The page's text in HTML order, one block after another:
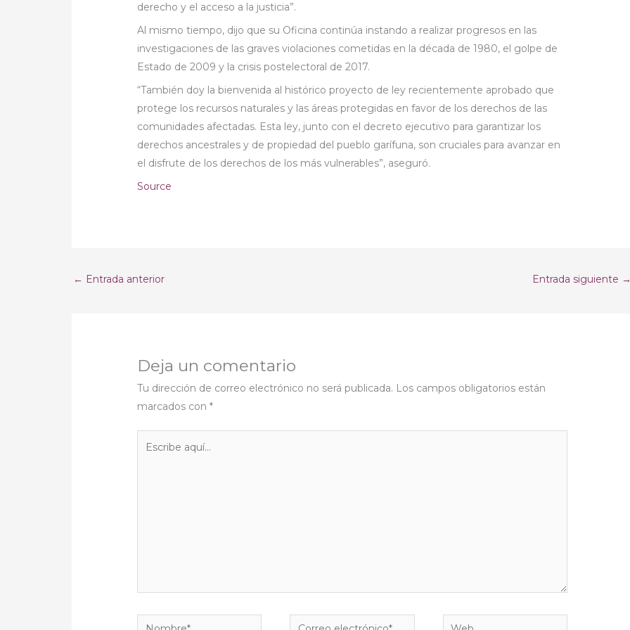
derecho y el acceso a la justicia”.
Al mismo tiempo, dijo que su Oficina continúa instando a realizar progresos en las
investigaciones de las graves violaciones cometidas en la década de 1980, el golpe de
Estado de 2009 y la crisis postelectoral de 2017.
“También doy la bienvenida al histórico proyecto de ley recientemente aprobado que
protege los recursos naturales y las áreas protegidas en favor de los derechos de las
comunidades afectadas. Esta ley, junto con el decreto ejecutivo para garantizar los
derechos ancestrales y de propiedad del pueblo garífuna, son cruciales para avanzar en
el disfrute de los derechos de los más vulnerables”, aseguró.
Source
← Entrada anterior Entrada siguiente
Deja un comentario
Tu dirección de correo electrónico no será publicada. Los campos obligatorios están
marcados con*
Nombre* Correo Web